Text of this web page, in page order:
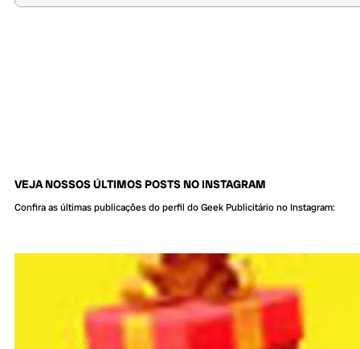
VEJA NOSSOS ÚLTIMOS POSTS NO INSTAGRAM
Confira as últimas publicações do perfil do Geek Publicitário no Instagram: